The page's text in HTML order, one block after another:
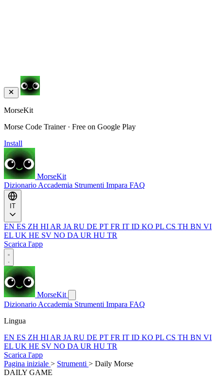
MorseKit
Morse Code Trainer · Free on Google Play
Install
MorseKit
Dizionario Accademia Strumenti Impara FAQ
EN ES ZH HI AR JA RU DE PT FR IT ID KO PL CS TH BN VI
EL UK HE SV NO DA UR HU TR
Scarica l'app
MorseKit
Dizionario Accademia Strumenti Impara FAQ
Lingua
EN ES ZH HI AR JA RU DE PT FR IT ID KO PL CS TH BN VI
EL UK HE SV NO DA UR HU TR
Scarica l'app
Pagina iniziale > Strumenti > Daily Morse
DAILY GAME